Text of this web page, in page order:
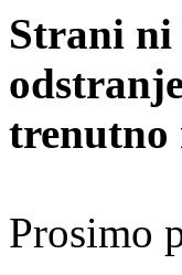
Strani ni
trenutno
Prosimo